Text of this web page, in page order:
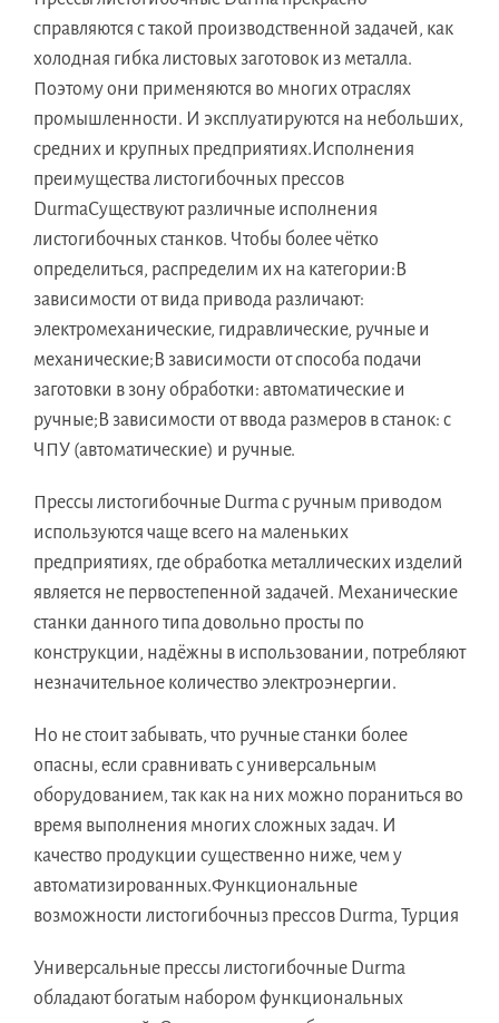
справляются с такой производственной задачей, как
холодная гибка листовых заготовок из металла.
Поэтому они применяются во многих отраслях
промышленности. И эксплуатируются на небольших,
средних и крупных предприятиях.Исполнения
преимущества листогибочных прессов
DurmaСуществуют различные исполнения
листогибочных станков. Чтобы более чётко
определиться, распределим их на категории:В
зависимости от вида привода различают:
электромеханические, гидравлические, ручные и
механические;В зависимости от способа подачи
заготовки в зону обработки: автоматические и
ручные;В зависимости от ввода размеров в станок: с
ЧПУ (автоматические) и ручные.
Прессы листогибочные Durma с ручным приводом
используются чаще всего на маленьких
предприятиях, где обработка металлических изделий
является не первостепенной задачей. Механические
станки данного типа довольно просты по
конструкции, надёжны в использовании, потребляют
незначительное количество электроэнергии.
Но не стоит забывать, что ручные станки более
опасны, если сравнивать с универсальным
оборудованием, так как на них можно пораниться во
время выполнения многих сложных задач. И
качество продукции существенно ниже, чем у
автоматизированных.Функциональные
возможности листогибочныз прессов Durma, Турция
Универсальные прессы листогибочные Durma
обладают богатым набором функциональных